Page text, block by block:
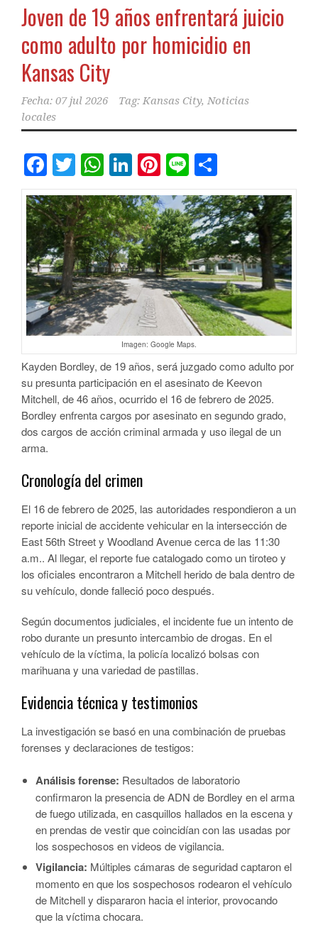
Joven de 19 años enfrentará juicio
como adulto por homicidio en
Kansas City
Fecha: 07 jul 2026 Tag: Kansas City, Noticias
locales
Facebook
Twitter
WhatsApp
LinkedIn
Pinterest
Line
Imagen: Google Maps.
Kayden Bordley, de 19 años, será juzgado como adulto por
su presunta participación en el asesinato de Keevon
Mitchell, de 46 años, ocurrido el 16 de febrero de 2025.
Bordley enfrenta cargos por asesinato en segundo grado,
dos cargos de acción criminal armada y uso ilegal de un
arma.
Cronología del crimen
El 16 de febrero de 2025, las autoridades respondieron a un
reporte inicial de accidente vehicular en la intersección de
East 56th Street y Woodland Avenue cerca de las 11:30
a.m.. Al llegar, el reporte fue catalogado como un tiroteo y
los oficiales encontraron a Mitchell herido de bala dentro de
su vehículo, donde falleció poco después.
Según documentos judiciales, el incidente fue un intento de
robo durante un presunto intercambio de drogas. En el
vehículo de la víctima, la policía localizó bolsas con
marihuana y una variedad de pastillas.
Evidencia técnica y testimonios
La investigación se basó en una combinación de pruebas
forenses y declaraciones de testigos:
Análisis forense: Resultados de laboratorio
confirmaron la presencia de ADN de Bordley en el arma
de fuego utilizada, en casquillos hallados en la escena y
en prendas de vestir que coincidían con las usadas por
los sospechosos en videos de vigilancia.
Vigilancia: Múltiples cámaras de seguridad captaron el
momento en que los sospechosos rodearon el vehículo
de Mitchell y dispararon hacia el interior, provocando
que la víctima chocara.